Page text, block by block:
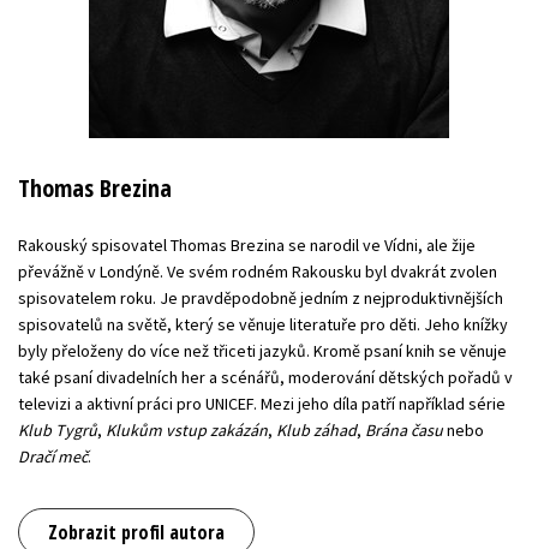
Thomas Brezina
Rakouský spisovatel Thomas Brezina se narodil ve Vídni, ale žije
převážně v Londýně. Ve svém rodném Rakousku byl dvakrát zvolen
spisovatelem roku. Je pravděpodobně jedním z nejproduktivnějších
spisovatelů na světě, který se věnuje literatuře pro děti. Jeho knížky
byly přeloženy do více než třiceti jazyků. Kromě psaní knih se věnuje
také psaní divadelních her a scénářů, moderování dětských pořadů v
televizi a aktivní práci pro UNICEF. Mezi jeho díla patří například série
Klub Tygrů, Klukům vstup zakázán, Klub záhad, Brána časunebo
Dračí meč.
Zobrazit profil autora